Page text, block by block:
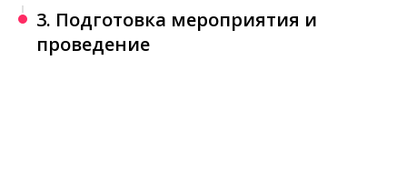
3. Подготовка мероприятия и
проведение